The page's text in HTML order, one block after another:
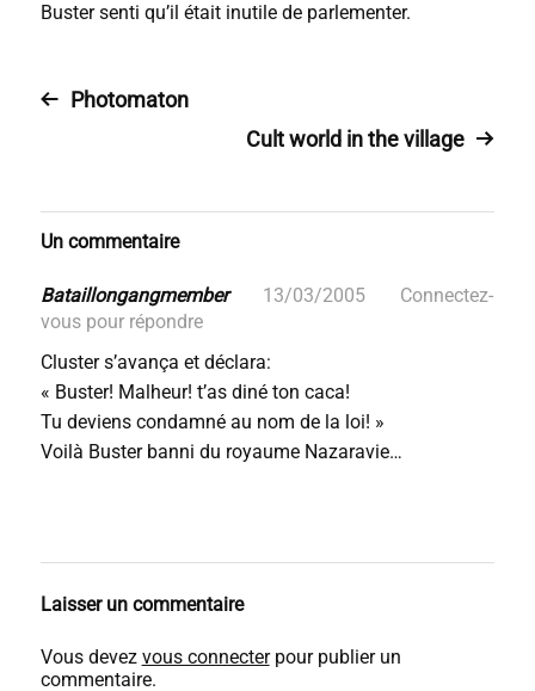
Buster senti qu’il était inutile de parlementer.
Photomaton
Cult world in the village
Un commentaire
Bataillongangmember 13/03/2005
Connectez-
vous pour répondre
Cluster s’avança et déclara:
« Buster! Malheur! t’as diné ton caca!
Tu deviens condamné au nom de la loi! »
Voilà Buster banni du royaume Nazaravie…
Laisser un commentaire
Vous devez vous connecterpour publier un
commentaire.